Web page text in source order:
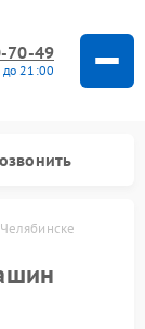
70-49
до 21:00